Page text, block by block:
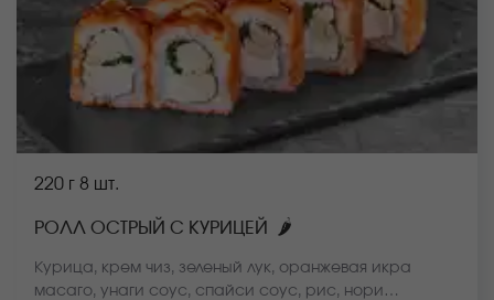
220 г 8 шт.
РОЛЛ ОСТРЫЙ С КУРИЦЕЙ 🌶
Курица, крем чиз, зеленый лук, оранжевая икра
масаго, унаги соус, спайси соус, рис, нори